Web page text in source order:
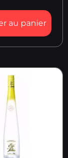
au panier